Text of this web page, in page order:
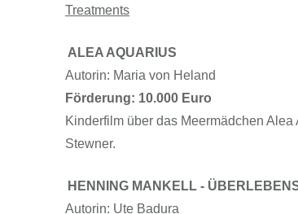
Treatments
ALEA AQUARIUS
Autorin: Maria von Heland
Förderung: 10.000 Euro
Kinderfilm über das Meermädchen
Stewner.
HENNING MANKELL -
Autorin: Ute Badura